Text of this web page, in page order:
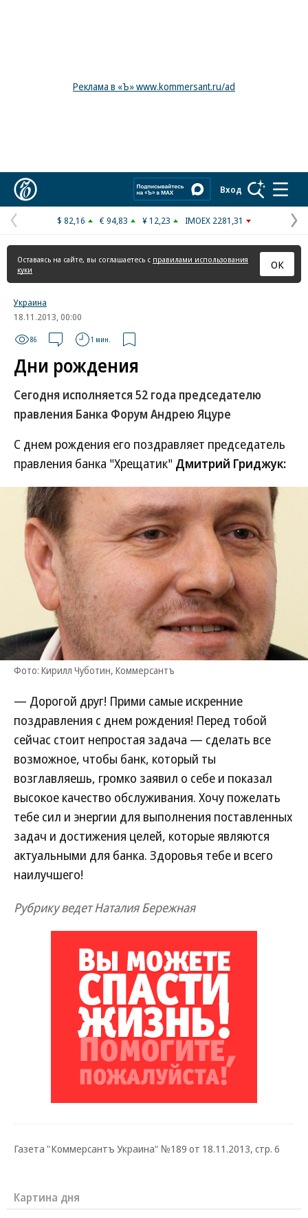
Реклама в «Ъ» www.kommersant.ru/ad
Вход
Предыдущая
страница
$ 82,16 € 94,83 ¥ 12,23 IMOEX 2281,31
Оставаясь на сайте, вы соглашаетесь с правилами использования
куки
ОК
Украина
18.11.2013, 00:00
86 1 мин.
Дни рождения
Сегодня исполняется 52 года председателю
правления Банка Форум Андрею Яцуре
C днем рождения его поздравляет председатель
правления банка "Хрещатик" Дмитрий Гриджук:
Фото: Кирилл Чуботин, Коммерсантъ
— Дорогой друг! Прими самые искренние
поздравления с днем рождения! Перед тобой
сейчас стоит непростая задача — сделать все
возможное, чтобы банк, который ты
возглавляешь, громко заявил о себе и показал
высокое качество обслуживания. Хочу пожелать
тебе сил и энергии для выполнения поставленных
задач и достижения целей, которые являются
актуальными для банка. Здоровья тебе и всего
наилучшего!
Рубрику ведет Наталия Бережная
Газета "Коммерсантъ Украина" №189 от 18.11.2013, стр. 6
Картина дня